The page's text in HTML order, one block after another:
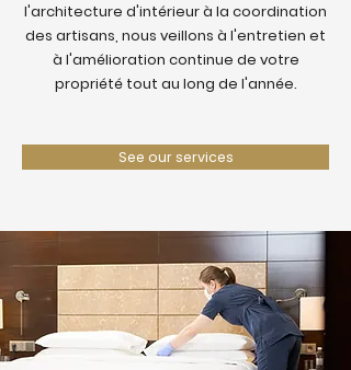
l'architecture d'intérieur à la coordination
des artisans, nous veillons à l'entretien et
à l'amélioration continue de votre
propriété tout au long de l'année.
See our services